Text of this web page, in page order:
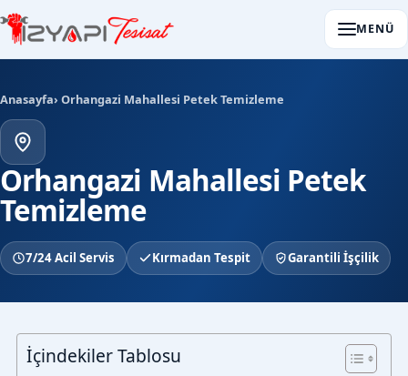
MENÜ
Anasayfa› Orhangazi Mahallesi Petek Temizleme
Orhangazi Mahallesi Petek
Temizleme
7/24 Acil Servis Kırmadan Tespit Garantili İşçilik
İçindekiler Tablosu